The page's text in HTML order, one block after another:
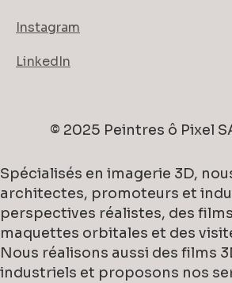
Instagram
LinkedIn
Spécialisés en imagerie 3D,
architectes, promoteurs et
perspectives réalistes, des
maquettes orbitales et des
Nous réalisons aussi des films
industriels et proposons nos
© 2025 Peintres ô Pixel